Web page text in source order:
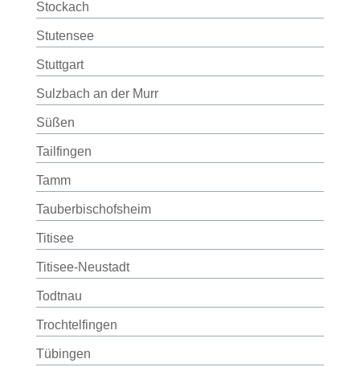
Stockach
Stutensee
Stuttgart
Sulzbach an der Murr
Süßen
Tailfingen
Tamm
Tauberbischofsheim
Titisee
Titisee-Neustadt
Todtnau
Trochtelfingen
Tübingen